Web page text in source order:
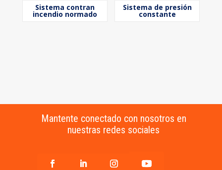
Sistema contran
incendio normado
Sistema de presión
constante
Mantente conectado con nosotros en
nuestras redes sociales